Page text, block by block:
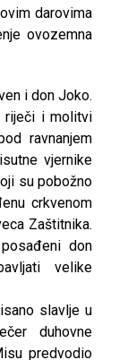
darovima
ovozemna
i don Joko.
riječi i molitvi
ravnanjem
vjernike
su pobožno
crkvenom
Zaštitnika.
don
velike
slavlje u
duhovne
predvodio